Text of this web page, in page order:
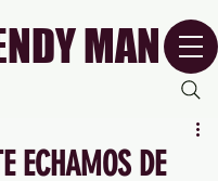
MAN
ECHAMOS DE